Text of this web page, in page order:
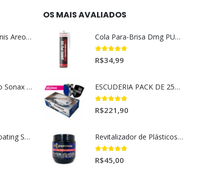
Aromatizante Tênis Areon Fresh Wave New Car / Carro Novo
Selador Cerâmico Sonax Xtreme Ceramic Spray + Seal (750ml)
Ceramic Spray Coating Sonax 750ml
OS MAIS AVALIADOS
Cola Para-Brisa Dmg PU55 Secagem Rápida (400gr)
5.00
R$34,99
ESCUDERIA PACK DE 25UN BELISSIMA
5.00
R$221,90
Revitalizador de Plásticos e Borrachas Dmg 220gr
5.00
R$45,00